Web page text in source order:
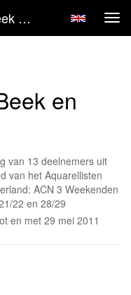
Maroesja Lacunes - A C N / Beek En Donk
en
van 13 deelnemers uit
van het Aquarellisten
ACN 3 Weekenden
22 en 28/29
en met 29 mei 2011